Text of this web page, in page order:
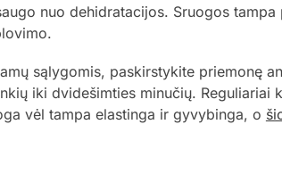
nuo dehidratacijos. Sruogos
sąlygomis, paskirstykite priemonę
iki dvidešimties minučių.
vėl tampa elastinga ir gyvybinga, o